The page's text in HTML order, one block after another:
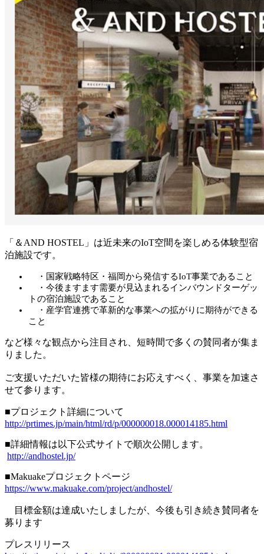
「＆AND HOSTEL」は近未来のIoT空間を楽しめる体験型宿
泊施設です。
・国家戦略特区・福岡から発信するIoT事業であること
・今後ますます需要が見込まれるインバウンドターゲッ
トの宿泊施設であること
・産学官連携で革新的な事業への拡がりに期待ができる
こと
など様々な観点から注目され、短時間で多くの賛同者が集ま
りました。
ご支援いただいた皆様の期待にお応えすべく、事業を加速さ
せて参ります。
■プロジェクト詳細について
http://prtimes.jp/main/html/rd/p/000000018.000014185.html
■詳細情報は以下公式サイトで順次公開します。
http://andhostel.jp/
■Makuakeプロジェクトページ
https://www.makuake.com/project/andhostel/
目標金額は達成いたしましたが、今後も引き続き賛同者を
募ります
プレスリリース